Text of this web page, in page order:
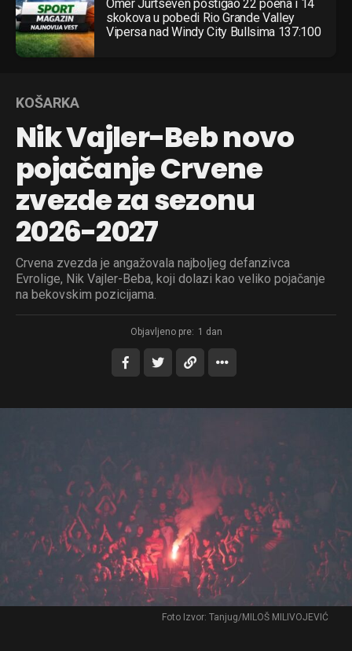
Omer Jurtseven postigao 22 poena i 14
skokova u pobedi Rio Grande Valley
Vipersa nad Windy City Bullsima 137:100
KOŠARKA
Nik Vajler-Beb novo
pojačanje Crvene
zvezde za sezonu
2026-2027
Crvena zvezda je angažovala najboljeg defanzivca
Evrolige, Nik Vajler-Beba, koji dolazi kao veliko pojačanje
na bekovskim pozicijama.
Objavljeno pre: 1 dan
Foto Izvor: Tanjug/MILOŠ MILIVOJEVIĆ